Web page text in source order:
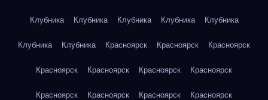
Клубника Клубника Клубника Клубника Клубника
Клубника Клубника Красноярск Красноярск Красноярск
Красноярск Красноярск Красноярск Красноярск
Красноярск Красноярск Красноярск Красноярск